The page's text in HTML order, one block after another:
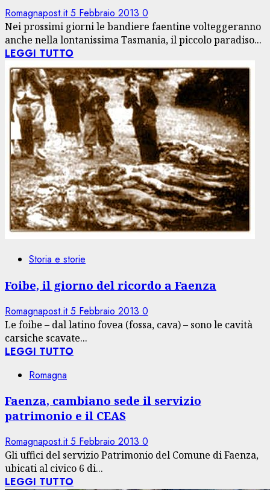
Romagnapost.it5 Febbraio 2013 0
Nei prossimi giorni le bandiere faentine volteggeranno
anche nella lontanissima Tasmania, il piccolo paradiso...
LEGGI TUTTO
Storia e storie
Foibe, il giorno del ricordo a Faenza
Romagnapost.it5 Febbraio 2013 0
Le foibe – dal latino fovea (fossa, cava) – sono le cavità
carsiche scavate...
LEGGI TUTTO
Romagna
Faenza, cambiano sede il servizio
patrimonio e il CEAS
Romagnapost.it5 Febbraio 2013 0
Gli uffici del servizio Patrimonio del Comune di Faenza,
ubicati al civico 6 di...
LEGGI TUTTO